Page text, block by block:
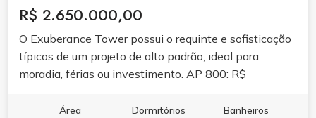
R$ 2.650.000,00
O Exuberance Tower possui o requinte e sofisticação
típicos de um projeto de alto padrão, ideal para
moradia, férias ou investimento. AP 800: R$
1700: R$ 2.650,000,00 A VISTA OU 50% ENTRADA
Área
Dormitórios
Banheiros